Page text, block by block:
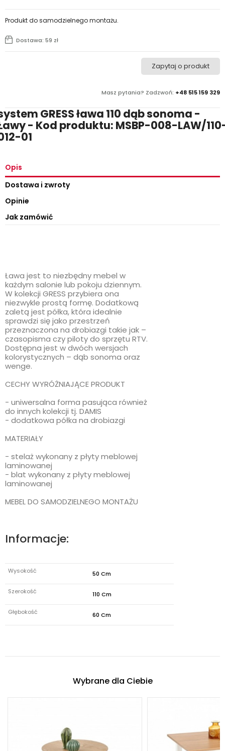
Masz pytania? Zadzwoń: +48 515 159 329
Zapytaj o produkt
Dostawa: 59 zł
Produkt do samodzielnego montażu.
GRESS ława 110 dąb sonoma -
- Kod produktu: MSBP-008-LAW/
01
Opis
Dostawa i zwroty
Opinie
Jak zamówić
Ława jest to niezbędny mebel w
każdym salonie lub pokoju dziennym.
W kolekcji GRESS przybiera ona
niezwykle prostą formę. Dodatkową
zaletą jest półka, która idealnie
sprawdzi się jako przestrzeń
przeznaczona na drobiazgi takie jak –
czasopisma czy piloty do sprzętu RTV.
Dostępna jest w dwóch wersjach
kolorystycznych – dąb sonoma oraz
wenge.
CECHY WYRÓŻNIAJĄCE PRODUKT
- uniwersalna forma pasująca również
do innych kolekcji tj. DAMIS
- dodatkowa półka na drobiazgi
MATERIAŁY
- stelaż wykonany z płyty meblowej
laminowanej
- blat wykonany z płyty meblowej
laminowanej
MEBEL DO SAMODZIELNEGO MONTAŻU
Informacje:
Wysokość 50 Cm
Szerokość 110 Cm
Głębokość 60 Cm
Wybrane dla Ciebie